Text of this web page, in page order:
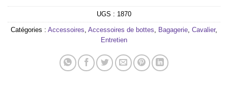
UGS : 1870
Catégories : Accessoires, Accessoires de bottes, Bagagerie, Cavalier,
Entretien